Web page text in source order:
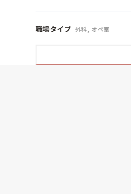
職場タイプ 外科, オペ室